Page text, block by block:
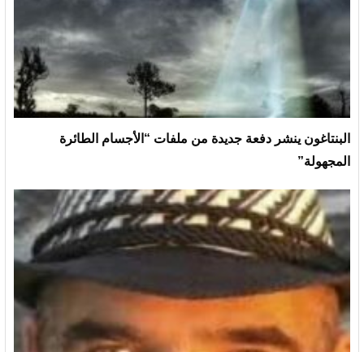
البنتاغون ينشر دفعة جديدة من ملفات “الأجسام الطائرة
المجهولة”